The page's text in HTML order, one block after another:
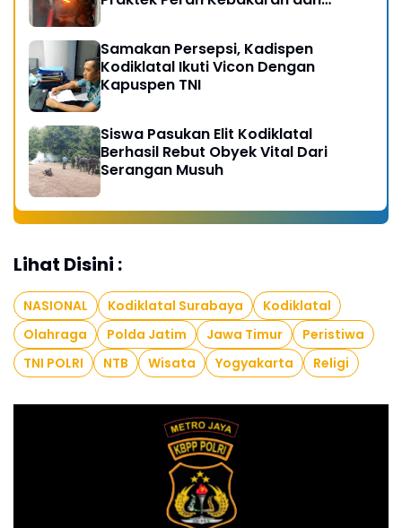
Samakan Persepsi, Kadispen
Kodiklatal Ikuti Vicon Dengan
Kapuspen TNI
Siswa Pasukan Elit Kodiklatal
Berhasil Rebut Obyek Vital Dari
Serangan Musuh
Lihat Disini :
NASIONAL Kodiklatal Surabaya
Kodiklatal
Olahraga
Polda Jatim Jawa Timur
Peristiwa
TNI POLRI
NTB Wisata Yogyakarta Religi